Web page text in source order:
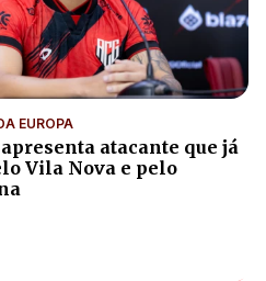
EUROPA
atacante que já
Vila Nova e pelo